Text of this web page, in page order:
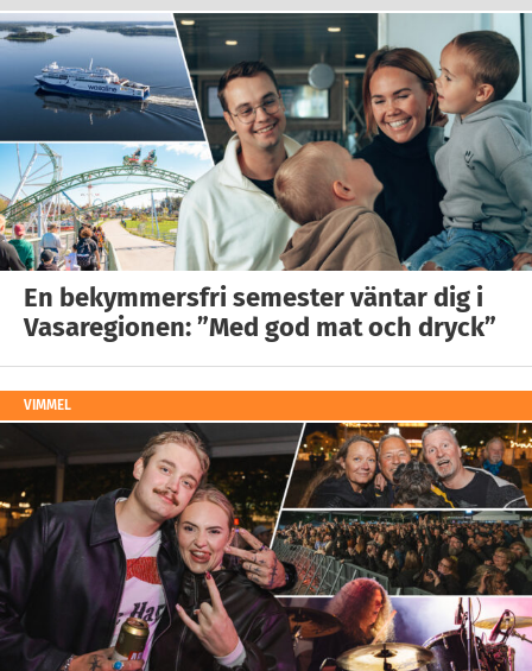
En bekymmersfri semester väntar dig i
Vasaregionen: ”Med god mat och dryck”
VIMMEL